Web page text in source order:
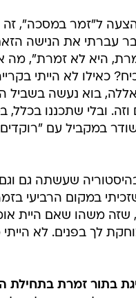
ל"זמר במסכה", זה
עברתי את הנישה
היא לא זמרת", מה
כאילו לא הייתי
בוא נעשה בשביל
וזה. ובלי שתכננו בכלל,
במקביל עם
שעשתה גם
במקום הרביעי
שזה משהו שאם היית
לך בפנים. לא
בתור זמרת בתחילת